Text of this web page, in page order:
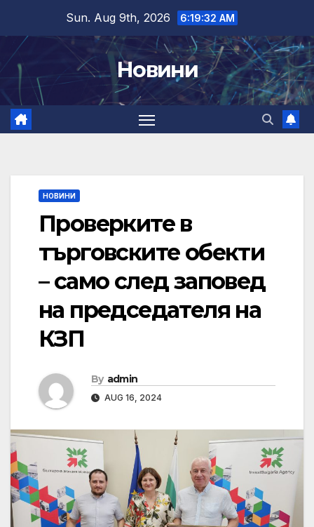
content
Sun. Aug 9th, 2026 6:19:33 AM
Новини
НОВИНИ
Проверките в
търговските обекти
– само след заповед
на председателя на
КЗП
By admin
AUG 16, 2024